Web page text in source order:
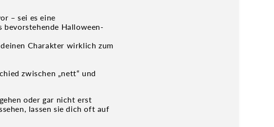
– sei es eine
bevorstehende Halloween-
Charakter wirklich zum
zwischen „nett“ und
oder gar nicht erst
lassen sie dich oft auf